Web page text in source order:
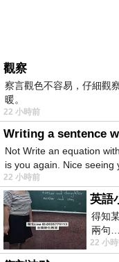
觀察
察言觀色不容易，仔細觀
暖。
22 小時前
Writing a sentence
Not Write an equation
is you again. Nice seeing
22 小時前
英語
得知
兩句
下二
22 小